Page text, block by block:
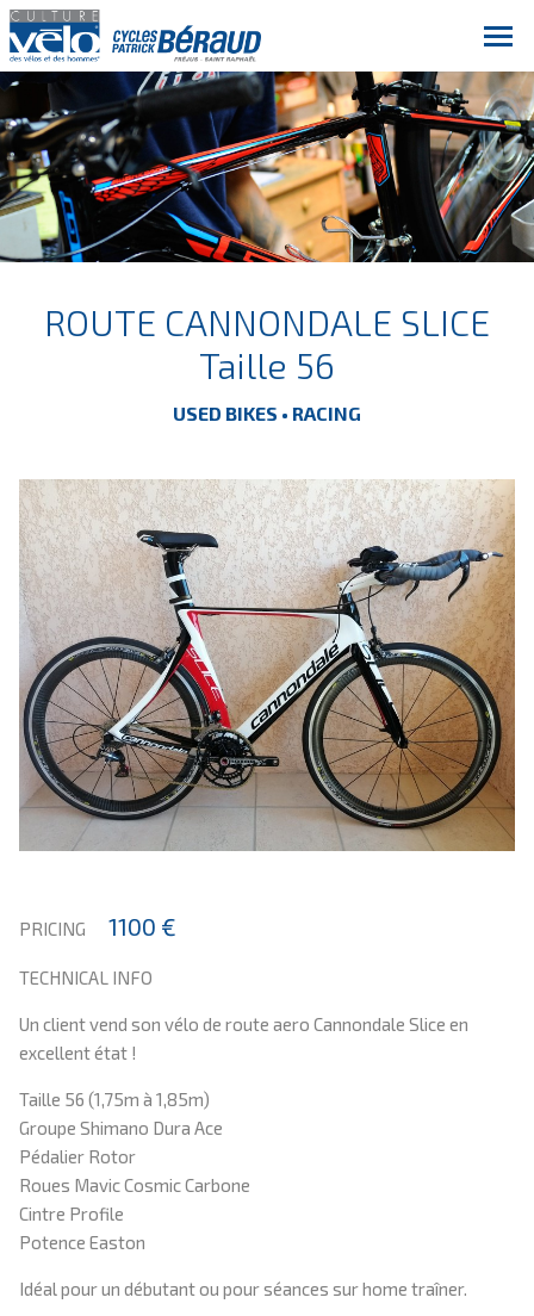
ROUTE CANNONDALE SLICE
Taille 56
USED BIKES • RACING
PRICING 1100 €
TECHNICAL INFO
Un client vend son vélo de route aero Cannondale Slice en
excellent état !
Taille 56 (1,75m à 1,85m)
Groupe Shimano Dura Ace
Pédalier Rotor
Roues Mavic Cosmic Carbone
Cintre Profile
Potence Easton
Idéal pour un débutant ou pour séances sur home traîner.